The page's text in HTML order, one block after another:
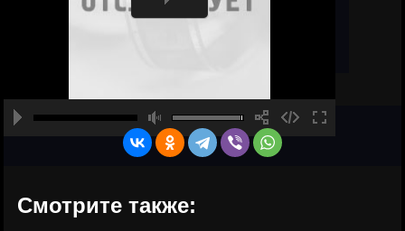
Смотрите также: